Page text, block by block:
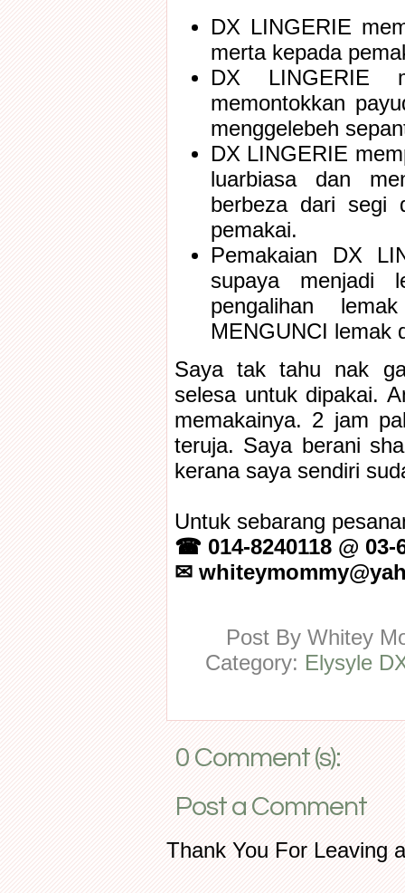
DX LINGERIE
merta kepada
DX LINGERIE
memontokkan
menggelebeh
DX LINGERIE
luarbiasa dan
berbeza dari segi
pemakai.
Pemakaian DX
supaya menjadi
pengalihan
MENGUNCI lemak
Saya tak tahu nak
selesa untuk dipakai.
memakainya. 2 jam
teruja. Saya berani
kerana saya sendiri
Untuk sebarang
☎ 014-8240118 @ 03-
✉
Post By Whitey
Category: Elysyle
0 Comment (s):
Post a Comment
Thank You For Leaving